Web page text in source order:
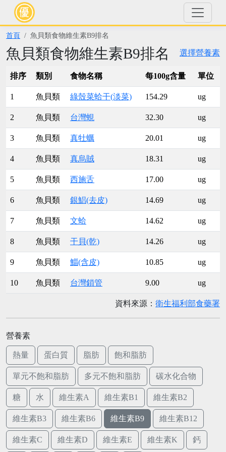
首頁 魚貝類食物維生素B9排名
選擇營養素
魚貝類食物維生素B9排名
排序 類別 食物名稱 每100g含量 單位
1 魚貝類 綠殼菜蛤干(淡菜) 154.29 ug
2 魚貝類 台灣蜆 32.30 ug
3 魚貝類 真牡蠣 20.01 ug
4 魚貝類 真烏賊 18.31 ug
5 魚貝類 西施舌 17.00 ug
6 魚貝類 銀鯧(去皮) 14.69 ug
7 魚貝類 文蛤 14.62 ug
8 魚貝類 干貝(乾) 14.26 ug
9 魚貝類 鯔(含皮) 10.85 ug
10 魚貝類 台灣鎖管 9.00 ug
資料來源： 衛生福利部食藥署
營養素
熱量 蛋白質 脂肪 飽和脂肪
單元不飽和脂肪 多元不飽和脂肪 碳水化合物
糖 水 維生素A 維生素B1 維生素B2
維生素B3 維生素B6 維生素B9 維生素B12
維生素C 維生素D 維生素E 維生素K 鈣